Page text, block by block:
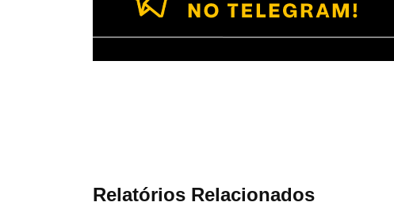
Relatórios Relacionados